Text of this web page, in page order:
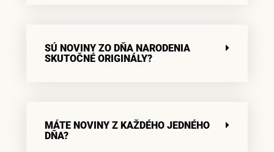
SÚ NOVINY ZO DŇA NARODENIA
SKUTOČNÉ ORIGINÁLY?
MÁTE NOVINY Z KAŽDÉHO JEDNÉHO
DŇA?